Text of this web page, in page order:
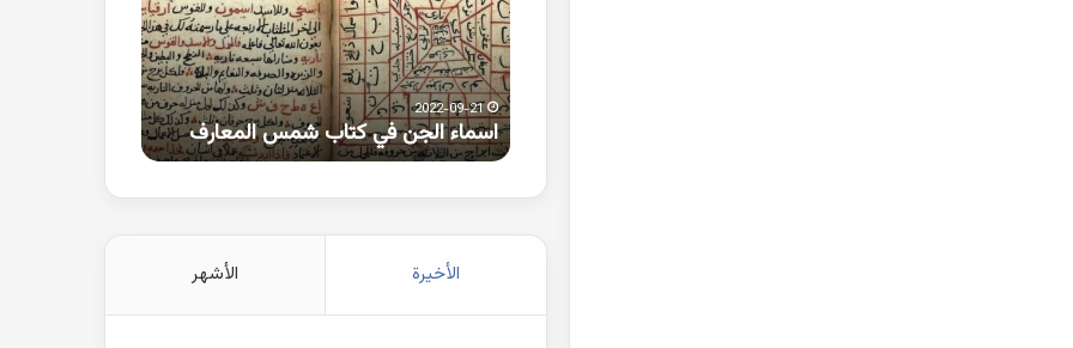
شمس
المعارف
2022-09-21
اسماء الجن في كتاب شمس المعارف
على
الواو
الأخيرة الأشهر